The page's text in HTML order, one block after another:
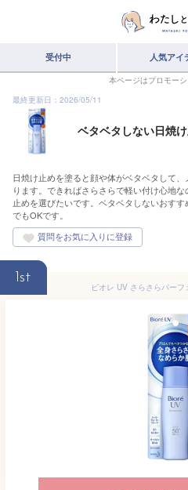
受付中 人気アイ
本ページはプロモー
最終更新日：2026/05/11
ベタベタしない日焼
日焼け止めを塗ると顔や体がベタベタして
ります。できればさらさらで軽い付け心地
止めを選びたいです。ベタベタしないおす
でもOKです。
1st
ビオレ UV さらさらパー